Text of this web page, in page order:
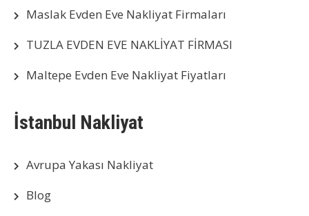
Maslak Evden Eve Nakliyat Firmaları
TUZLA EVDEN EVE NAKLİYAT FİRMASI
Maltepe Evden Eve Nakliyat Fiyatları
İstanbul Nakliyat
Avrupa Yakası Nakliyat
Blog